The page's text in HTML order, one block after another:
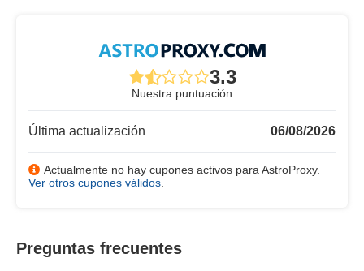
3.3
Nuestra puntuación
Última actualización 06/08/2026
Actualmente no hay cupones activos para AstroProxy.
Ver otros cupones válidos
Preguntas frecuentes